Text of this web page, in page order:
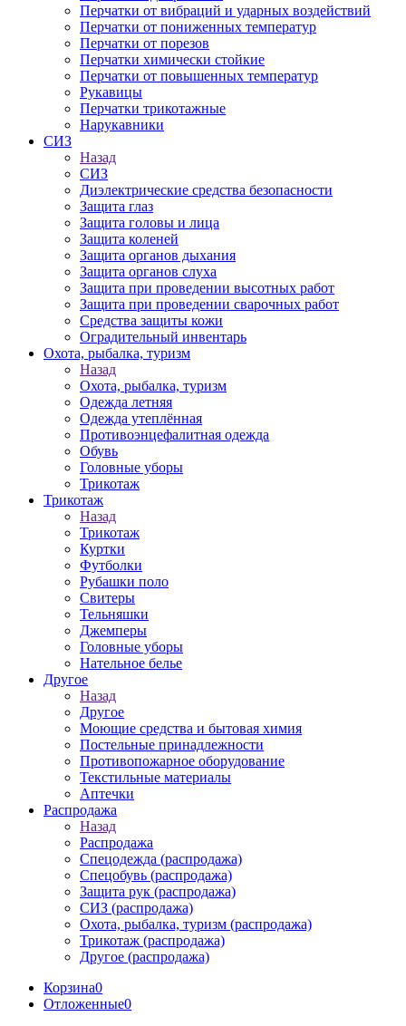
Перчатки от вибраций и ударных воздействий
Перчатки от пониженных температур
Перчатки от порезов
Перчатки химически стойкие
Перчатки от повышенных температур
Рукавицы
Перчатки трикотажные
Нарукавники
СИЗ
Назад
СИЗ
Диэлектрические средства безопасности
Защита глаз
Защита головы и лица
Защита коленей
Защита органов дыхания
Защита органов слуха
Защита при проведении высотных работ
Защита при проведении сварочных работ
Средства защиты кожи
Оградительный инвентарь
Охота, рыбалка, туризм
Назад
Охота, рыбалка, туризм
Одежда летняя
Одежда утеплённая
Противоэнцефалитная одежда
Обувь
Головные уборы
Трикотаж
Трикотаж
Назад
Трикотаж
Куртки
Футболки
Рубашки поло
Свитеры
Тельняшки
Джемперы
Головные уборы
Нательное белье
Другое
Назад
Другое
Моющие средства и бытовая химия
Постельные принадлежности
Противопожарное оборудование
Текстильные материалы
Аптечки
Распродажа
Назад
Распродажа
Спецодежда (распродажа)
Спецобувь (распродажа)
Защита рук (распродажа)
СИЗ (распродажа)
Охота, рыбалка, туризм (распродажа)
Трикотаж (распродажа)
Другое (распродажа)
Корзина0
Отложенные0